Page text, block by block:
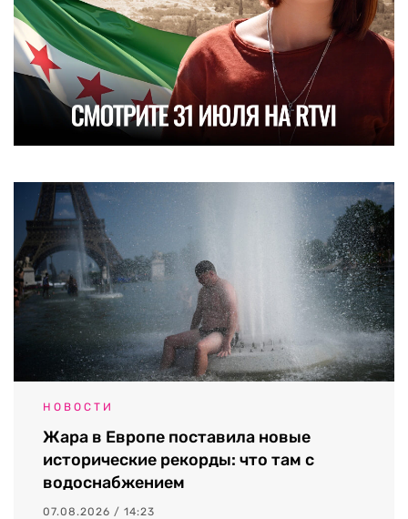
НОВОСТИ
Жара в Европе поставила новые
исторические рекорды: что там с
водоснабжением
07.08.2026 / 14:23